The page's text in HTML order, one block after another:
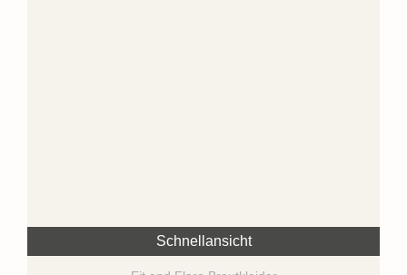
Schnellansicht